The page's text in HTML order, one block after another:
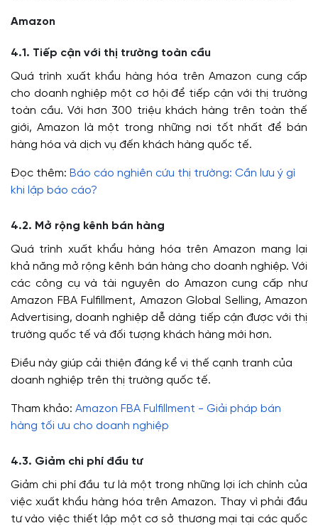
Amazon
4.1. Tiếp cận với thị trường toàn cầu
Quá trình xuất khẩu hàng hóa trên Amazon cung cấp
cho doanh nghiệp một cơ hội để tiếp cận với thị trường
toàn cầu. Với hơn 300 triệu khách hàng trên toàn thế
giới, Amazon là một trong những nơi tốt nhất để bán
hàng hóa và dịch vụ đến khách hàng quốc tế.
Đọc thêm: Báo cáo nghiên cứu thị trường: Cần lưu ý gì
khi lập báo cáo?
4.2. Mở rộng kênh bán hàng
Quá trình xuất khẩu hàng hóa trên Amazon mang lại
khả năng mở rộng kênh bán hàng cho doanh nghiệp. Với
các công cụ và tài nguyên do Amazon cung cấp như
Amazon FBA Fulfillment, Amazon Global Selling, Amazon
Advertising, doanh nghiệp dễ dàng tiếp cận được với thị
trường quốc tế và đối tượng khách hàng mới hơn.
Điều này giúp cải thiện đáng kể vị thế cạnh tranh của
doanh nghiệp trên thị trường quốc tế.
Tham khảo: Amazon FBA Fulfillment - Giải pháp bán
hàng tối ưu cho doanh nghiệp
4.3. Giảm chi phí đầu tư
Giảm chi phí đầu tư là một trong những lợi ích chính của
việc xuất khẩu hàng hóa trên Amazon. Thay vì phải đầu
tư vào việc thiết lập một cơ sở thương mại tại các quốc